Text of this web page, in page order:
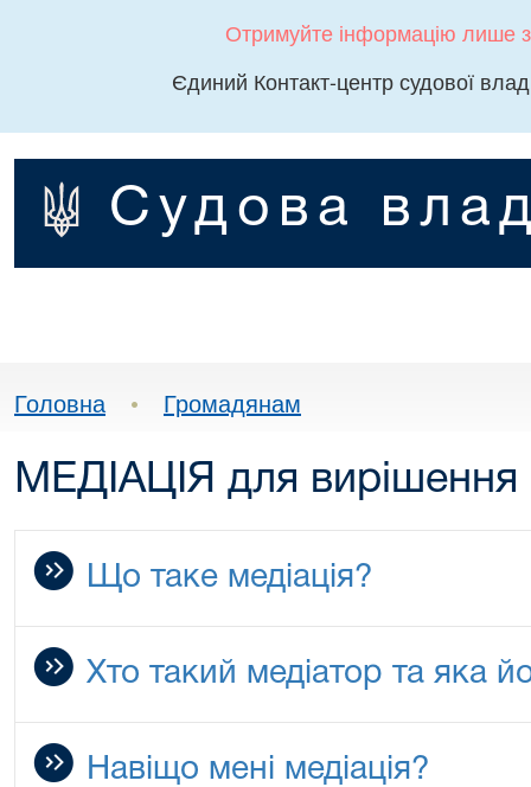
Отримуйте інформацію лише
Єдиний Контакт-центр судової
Судова
Головна • Громадянам
МЕДІАЦІЯ для вирішення
Що таке медіація?
Хто такий медіатор та яка
Навіщо мені медіація?